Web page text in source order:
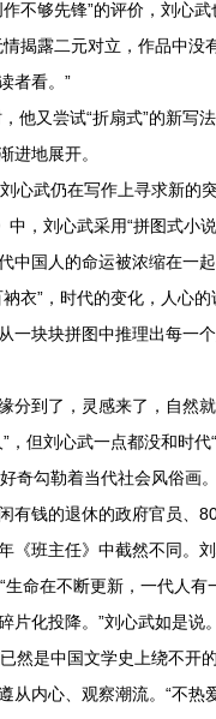
不够先锋”的评价，刘心
揭露二元对立，作品中
者看。”
他又尝试“折扇式”的新写
进地展开。
心武仍在写作上寻求新的
中，刘心武采用“拼图式小
中国人的命运被浓缩在一
衣”，时代的变化，人心
一块块拼图中推理出每一
分到了，灵感来了，自然
，但刘心武一点都没和时
奇勾勒着当代社会风俗画。
有钱的退休的政府官员、
《班主任》中截然不同。
生命在不断更新，一代人
片化投降。”刘心武如是说。
然是中国文学史上绕不开
从内心、观察潮流。“不热